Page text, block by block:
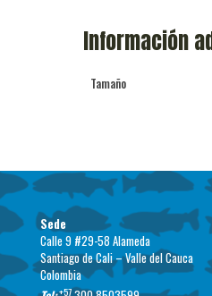
Información
Tamaño
Sede
Calle 9 #29-58 Alameda
Santiago de Cali – Valle del Cauca
Colombia
+57